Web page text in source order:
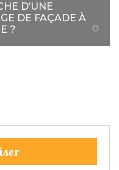
D’UNE
DE FAÇADE À
?